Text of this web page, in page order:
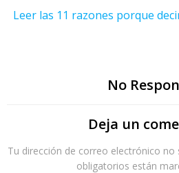
Leer las 11 razones porque
No
Deja un
Tu dirección de correo electrónico no
obligatorios están